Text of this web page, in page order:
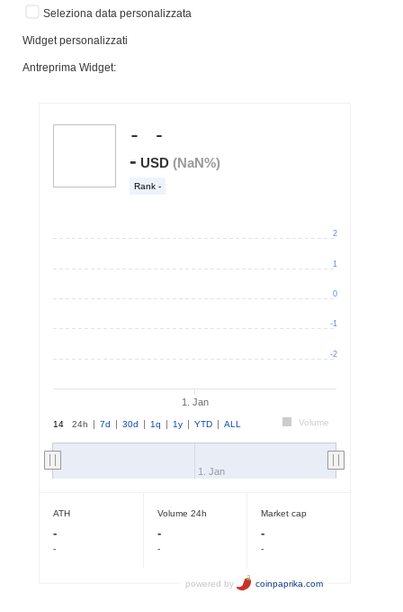
Seleziona data personalizzata
Widget personalizzati
Antreprima Widget: